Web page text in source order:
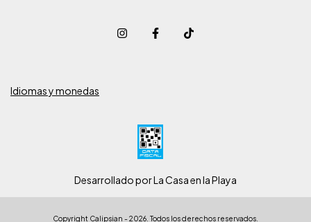
Idiomas y monedas
Desarrollado por La Casa en la Playa
Copyright Calipsian - 2026. Todos los derechos reservados.